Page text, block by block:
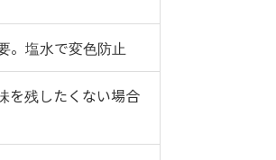
。塩水で変色防止
を残したくない場合